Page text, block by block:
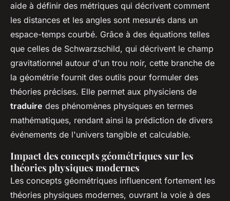
aide à définir des métriques qui décrivent comment
les distances et les angles sont mesurés dans un
espace-temps courbé. Grâce à des équations telles
que celles de Schwarzschild, qui décrivent le champ
gravitationnel autour d'un trou noir, cette branche de
la géométrie fournit des outils pour formuler des
théories précises. Elle permet aux physiciens de
traduire des phénomènes physiques en termes
mathématiques, rendant ainsi la prédiction de divers
événements de l'univers tangible et calculable.
Impact des concepts géométriques sur les
théories physiques modernes
Les concepts géométriques influencent fortement les
théories physiques modernes, ouvrant la voie à des